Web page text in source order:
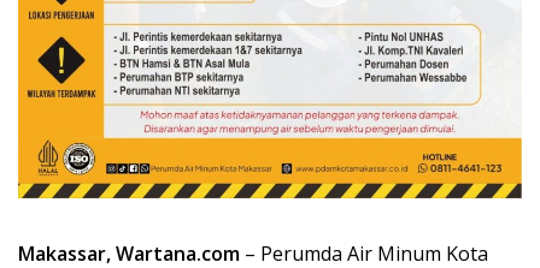
Makassar, Wartana.com – Perumda Air Minum Kota